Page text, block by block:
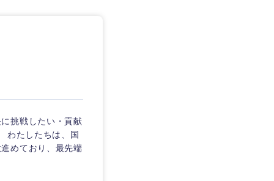
業
挑戦したい・貢献
わたしたちは、国
めており、最先端